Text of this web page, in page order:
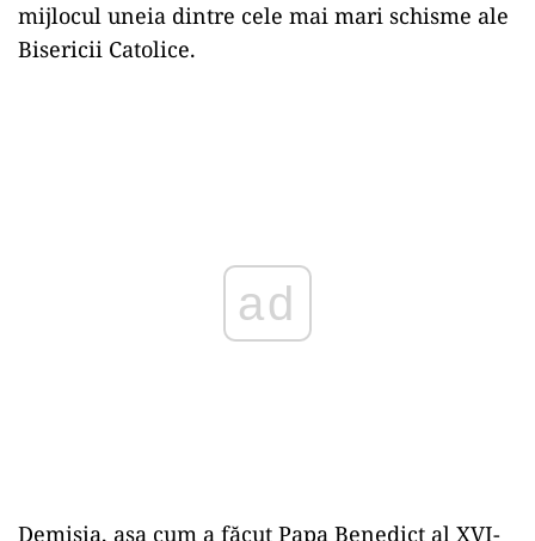
mijlocul uneia dintre cele mai mari schisme ale
Bisericii Catolice.
ad
Demisia, așa cum a făcut Papa Benedict al XVI-